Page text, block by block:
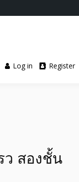
Log in Register
ว สองชั้น